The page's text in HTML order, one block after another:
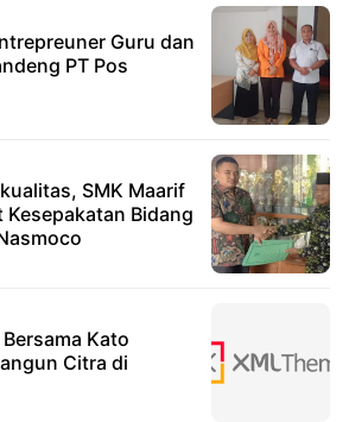
Guru dan
PT Pos
SMK Maarif
Kesepakatan Bidang
Kato
Citra di